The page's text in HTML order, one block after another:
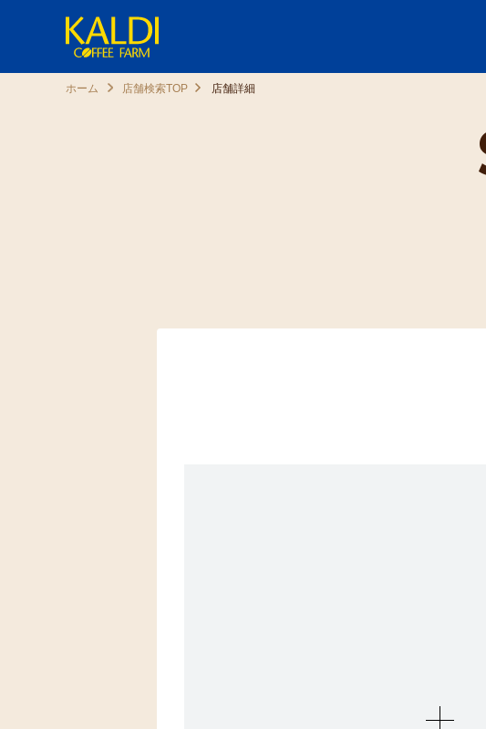
ホーム 店舗検索TOP 店舗詳細